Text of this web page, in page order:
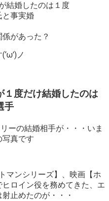
結婚したのは１度
と事実婚
があった？
ノ
１度だけ結婚したのは
手
ーの結婚相手が・・・いま
真です
マンシリーズ】、映画【ホ
ロイン役を務めてきた、エ
止めたのが・・・